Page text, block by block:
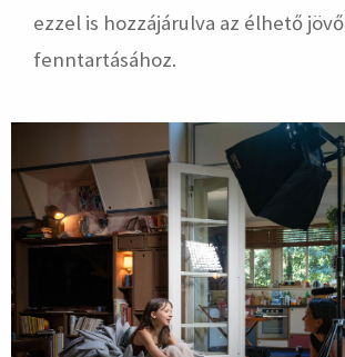
ezzel is hozzájárulva az élhető jövő
fenntartásához.